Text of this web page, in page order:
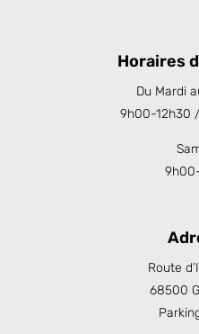
Horaires
Du Mardi
9h00-12h30
Route
68500